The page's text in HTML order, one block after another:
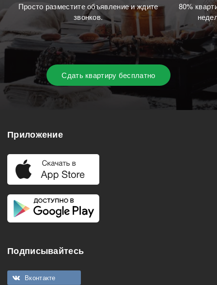
Просто разместите объявление и ждите
звонков.
80%
Сдать квартиру бесплатно
Приложение
Подписывайтесь
Вконтакте